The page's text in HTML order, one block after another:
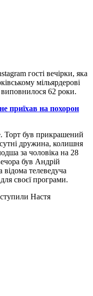
гості вечірки, яка
мільярдерові
62 роки.
приїхав на похорон
Торт був прикрашений
дружина, колишня
за чоловіка на 28
був Андрій
телеведуча
своєї програми.
Настя